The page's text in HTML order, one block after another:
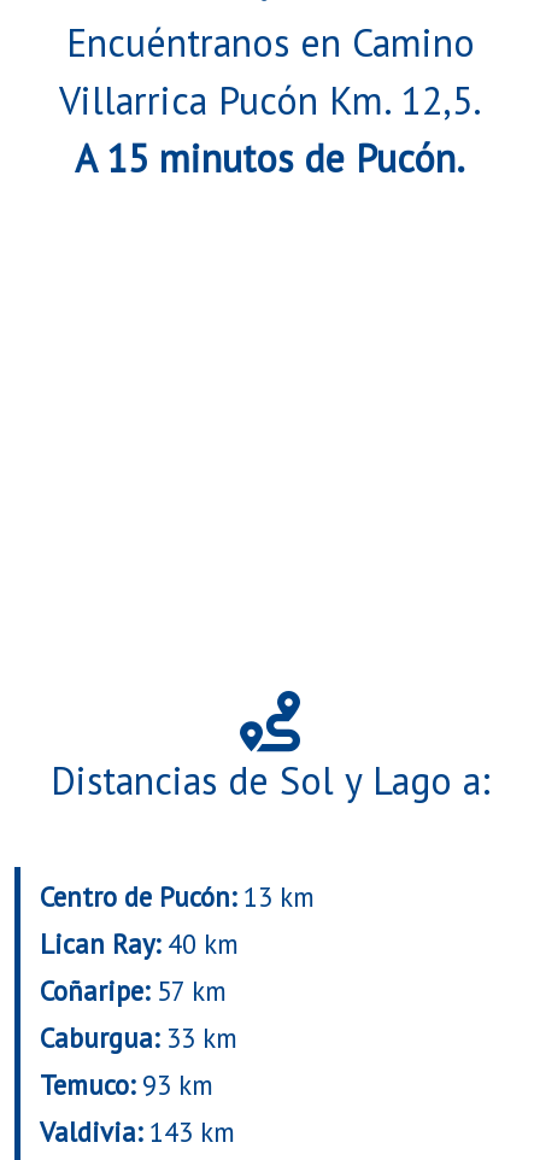
Encuéntranos en Camino
Villarrica Pucón Km. 12,5.
A 15 minutos de Pucón.
Distancias de Sol y Lago a:
Centro de Pucón:13 km
Lican Ray:40 km
Coñaripe:57 km
Caburgua:33 km
Temuco:93 km
Valdivia:143 km